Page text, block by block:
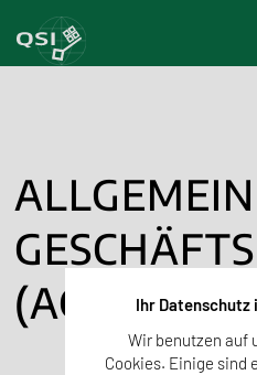
(AGB)
Ihr
Wir benutzen auf
Cookies. Einige sind